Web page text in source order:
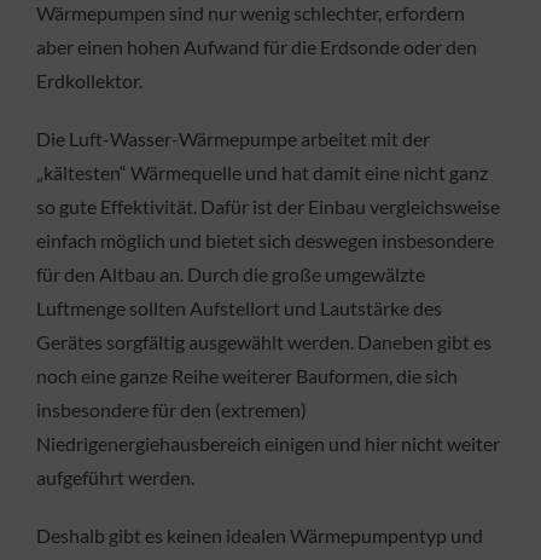
Wärmepumpen sind nur wenig schlechter, erfordern
aber einen hohen Aufwand für die Erdsonde oder den
Erdkollektor.
Die Luft-Wasser-Wärmepumpe arbeitet mit der
„kältesten“ Wärmequelle und hat damit eine nicht ganz
so gute Effektivität. Dafür ist der Einbau vergleichsweise
einfach möglich und bietet sich deswegen insbesondere
für den Altbau an. Durch die große umgewälzte
Luftmenge sollten Aufstellort und Lautstärke des
Gerätes sorgfältig ausgewählt werden. Daneben gibt es
noch eine ganze Reihe weiterer Bauformen, die sich
insbesondere für den (extremen)
Niedrigenergiehausbereich einigen und hier nicht weiter
aufgeführt werden.
Deshalb gibt es keinen idealen Wärmepumpentyp und